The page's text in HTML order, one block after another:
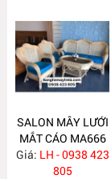
SALON MÂY LƯỚI
MẮT CÁO MA666
Giá: LH - 0938 423
805